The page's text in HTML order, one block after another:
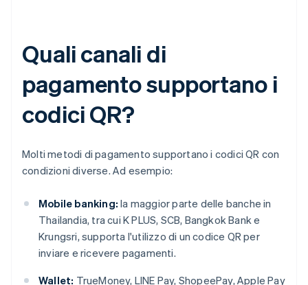
Quali canali di
pagamento supportano i
codici QR?
Molti metodi di pagamento supportano i codici QR con
condizioni diverse. Ad esempio:
Mobile banking: la maggior parte delle banche in
Thailandia, tra cui K PLUS, SCB, Bangkok Bank e
Krungsri, supporta l'utilizzo di un codice QR per
inviare e ricevere pagamenti.
Wallet: TrueMoney, LINE Pay, ShopeePay, Apple Pay